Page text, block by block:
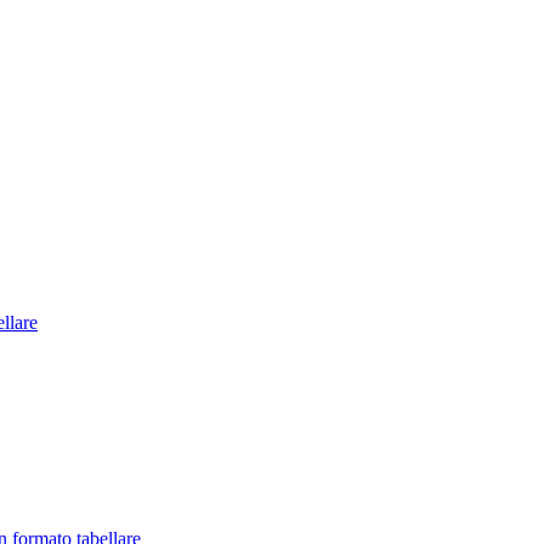
formato tabellare